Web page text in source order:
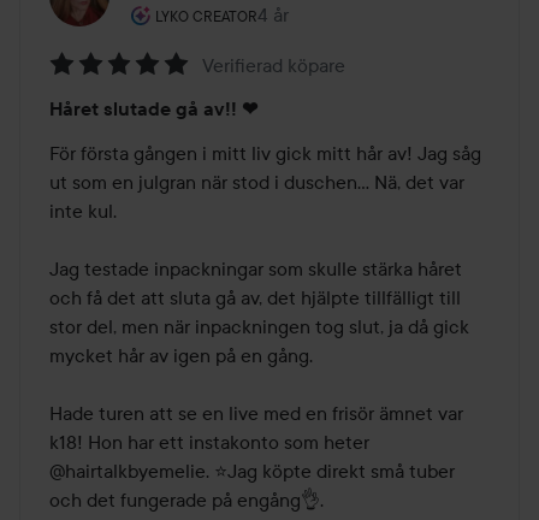
LYKO CREATOR
Användarens roll: Lyko Creator.
4 år
Inlägget skapades 4 år
5
av
5
Verifierad köpare
Håret slutade gå av!! ❤
För första gången i mitt liv gick mitt hår av! Jag såg
ut som en julgran när stod i duschen... Nä, det var
inte kul.
Jag testade inpackningar som skulle stärka håret
och få det att sluta gå av, det hjälpte tillfälligt till
stor del, men när inpackningen tog slut, ja då gick
mycket hår av igen på en gång.
Hade turen att se en live med en frisör ämnet var
k18! Hon har ett instakonto som heter
@hairtalkbyemelie. ⭐Jag köpte direkt små tuber
och det fungerade på engång👌.